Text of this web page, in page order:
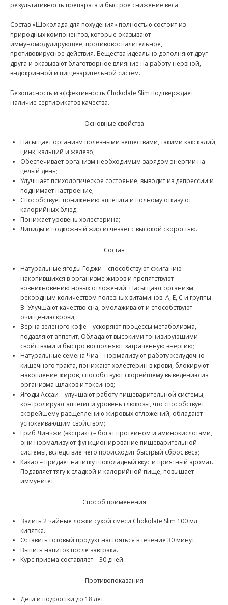
результативность препарата и быстрое снижение веса.
Состав «Шоколада для похудения» полностью состоит из
природных компонентов, которые оказывают
иммуномодулирующее, противовоспалительное,
противовирусное действия. Вещества идеально дополняют друг
друга и оказывают благотворное влияние на работу нервной,
эндокринной и пищеварительной систем.
Безопасность и эффективность Chokolate Slim подтверждает
наличие сертификатов качества.
Основные свойства
Насыщает организм полезными веществами, такими как: калий,
цинк, кальций и железо;
Обеспечивает организм необходимым зарядом энергии на
целый день;
Улучшает психологическое состояние, выводит из депрессии и
поднимает настроение;
Способствует понижению аппетита и полному отказу от
калорийных блюд;
Понижает уровень холестерина;
Липиды и подкожный жир исчезает с высокой скоростью.
Состав
Натуральные ягоды Годжи – способствуют сжиганию
накопившихся в организме жиров и препятствуют
возникновению новых отложений. Насыщают организм
рекордным количеством полезных витаминов: A, E, C и группы
B. Улучшают качество сна, омолаживают и способствуют
очищению крови;
Зерна зеленого кофе – ускоряют процессы метаболизма,
подавляют аппетит. Обладают высокими тонизирующими
свойствами и быстро восполняют затраченную энергию;
Натуральные семена Чиа – нормализуют работу желудочно-
кишечного тракта, понижают холестерин в крови, блокируют
накопление жиров, способствуют скорейшему выведению из
организма шлаков и токсинов;
Ягоды Ассаи – улучшают работу пищеварительной системы,
контролируют аппетит и уровень глюкозы, что способствует
скорейшему расщеплению жировых отложений, обладают
успокаивающим свойством;
Гриб Линчжи (экстракт) – богат протеином и аминокислотами,
они нормализуют функционирование пищеварительной
системы, вследствие чего происходит быстрый сброс веса;
Какао – придает напитку шоколадный вкус и приятный аромат.
Подавляет тягу к сладкой и калорийной пище, повышает
иммунитет.
Способ применения
Залить 2 чайные ложки сухой смеси Chokolate Slim 100 мл
кипятка.
Оставить готовый продукт настояться в течение 30 минут.
Выпить напиток после завтрака.
Курс приема составляет – 30 дней.
Противопоказания
Дети и подростки до 18 лет.